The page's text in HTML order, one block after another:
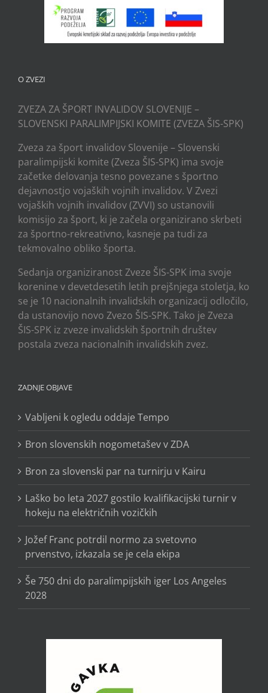
O ZVEZI
ZVEZA ZA ŠPORT INVALIDOV SLOVENIJE –
SLOVENSKI PARALIMPIJSKI KOMITE (ZVEZA ŠIS-SPK)
Zveza za šport invalidov Slovenije – Slovenski
paralimpijski komite (Zveza ŠIS-SPK) ima svoje
začetke delovanja tesno povezane s športno
dejavnostjo vojaških vojnih invalidov. V Zvezi
vojaških vojnih invalidov (ZVVI) so ustanovili
komisijo za šport, ki je začela organizirano skrbeti
za športno-rekreativno, kasneje pa tudi za
tekmovalno obliko športa.
Sedanja organiziranost Zveze ŠIS-SPK ima svoje
korenine v devetdesetih letih prejšnjega stoletja, ko
se je 10 nacionalnih invalidskih organizacij odločilo,
da ustanovijo novo Zvezo ŠIS-SPK. Tako je Zveza
ŠIS-SPK iz zveze invalidskih športnih društev
postala zveza nacionalnih invalidskih zvez.
ZADNJE OBJAVE
Vabljeni k ogledu oddaje Tempo
Bron slovenskih nogometašev v ZDA
Bron za slovenski par na turnirju v Kairu
Laško bo leta 2027 gostilo kvalifikacijski turnir v
hokeju na električnih vozičkih
Jožef Franc potrdil normo za svetovno
prvenstvo, izkazala se je cela ekipa
Še 750 dni do paralimpijskih iger Los Angeles
2028